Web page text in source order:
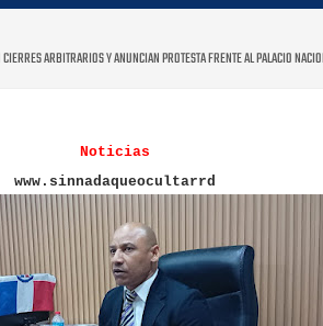
ARBITRARIOS Y ANUNCIAN PROTESTA FRENTE AL PALACIO
Noticias
www.sinnadaqueocultarrd